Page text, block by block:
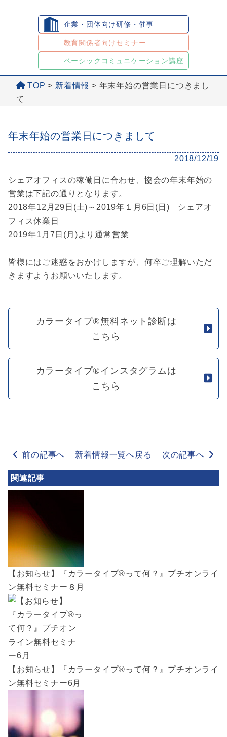
企業・団体向け研修・催事
教育関係者向けセミナー
ベーシックコミュニケーション講座
TOP > 新着情報 > 年末年始の営業日につきまし
て
年末年始の営業日につきまして
2018/12/19
シェアオフィスの稼働日に合わせ、協会の年末年始の
営業は下記の通りとなります。
2018年12月29日(土)～2019年１月6日(日) シェアオ
フィス休業日
2019年1月7日(月)より通常営業
皆様にはご迷惑をおかけしますが、何卒ご理解いただ
きますようお願いいたします。
カラータイプ®無料ネット診断は
こちら
カラータイプ®インスタグラムは
こちら
前の記事へ 新着情報一覧へ戻る 次の記事へ
関連記事
【お知らせ】『カラータイプ®︎って何？』プチオンライ
ン無料セミナー８月
【お知らせ】『カラータイプ®︎って何？』プチオンライ
ン無料セミナー6月